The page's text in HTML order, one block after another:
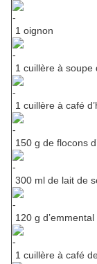
1 oignon
1 cuillère à soupe
1 cuillère à café
150 g de flocons
300 ml de lait de
120 g
1 cuillère à café